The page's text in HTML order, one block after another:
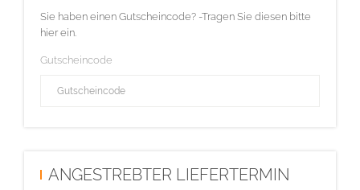
Sie haben einen Gutscheincode? -Tragen Sie diesen bitte
hier ein.
Gutscheincode
ANGESTREBTER LIEFERTERMIN